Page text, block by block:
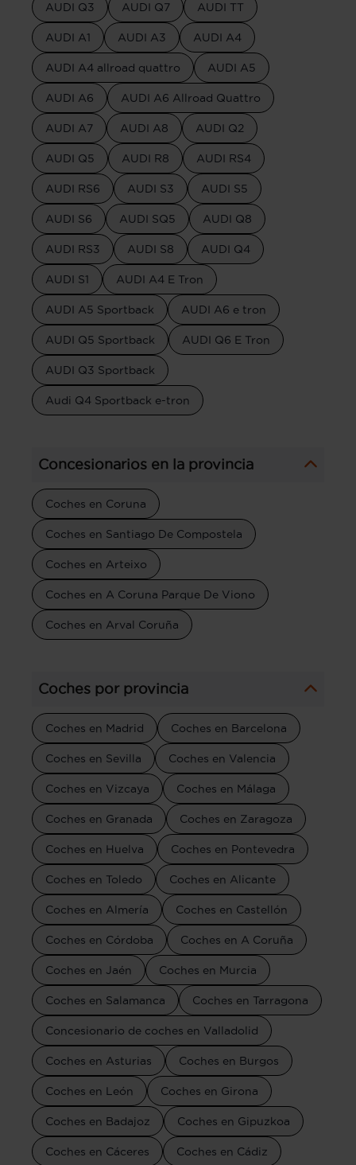
AUDI Q3 AUDI Q7 AUDI TT
AUDI A1 AUDI A3 AUDI A4
AUDI A4 allroad quattro AUDI A5
AUDI A6 AUDI A6 Allroad Quattro
AUDI A7 AUDI A8 AUDI Q2
AUDI Q5 AUDI R8 AUDI RS4
AUDI RS6 AUDI S3 AUDI S5
AUDI S6 AUDI SQ5 AUDI Q8
AUDI RS3 AUDI S8 AUDI Q4
AUDI S1 AUDI A4 E Tron
AUDI A5 Sportback AUDI A6 e tron
AUDI Q5 Sportback AUDI Q6 E Tron
AUDI Q3 Sportback
Audi Q4 Sportback e-tron
Concesionarios en la provincia
Coches en Coruna
Coches en Santiago De Compostela
Coches en Arteixo
Coches en A Coruna Parque De Viono
Coches en Arval Coruña
Coches por provincia
Coches en Madrid Coches en Barcelona
Coches en Sevilla Coches en Valencia
Coches en Vizcaya Coches en Málaga
Coches en Granada Coches en Zaragoza
Coches en Huelva Coches en Pontevedra
Coches en Toledo Coches en Alicante
Coches en Almería Coches en Castellón
Coches en Córdoba Coches en A Coruña
Coches en Jaén Coches en Murcia
Coches en Salamanca Coches en Tarragona
Concesionario de coches en Valladolid
Coches en Asturias Coches en Burgos
Coches en León Coches en Girona
Coches en Badajoz Coches en Gipuzkoa
Coches en Cáceres Coches en Cádiz